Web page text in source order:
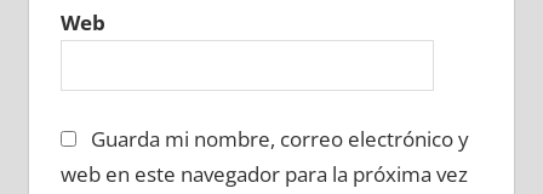
Web
Guarda mi nombre, correo electrónico y
web en este navegador para la próxima vez